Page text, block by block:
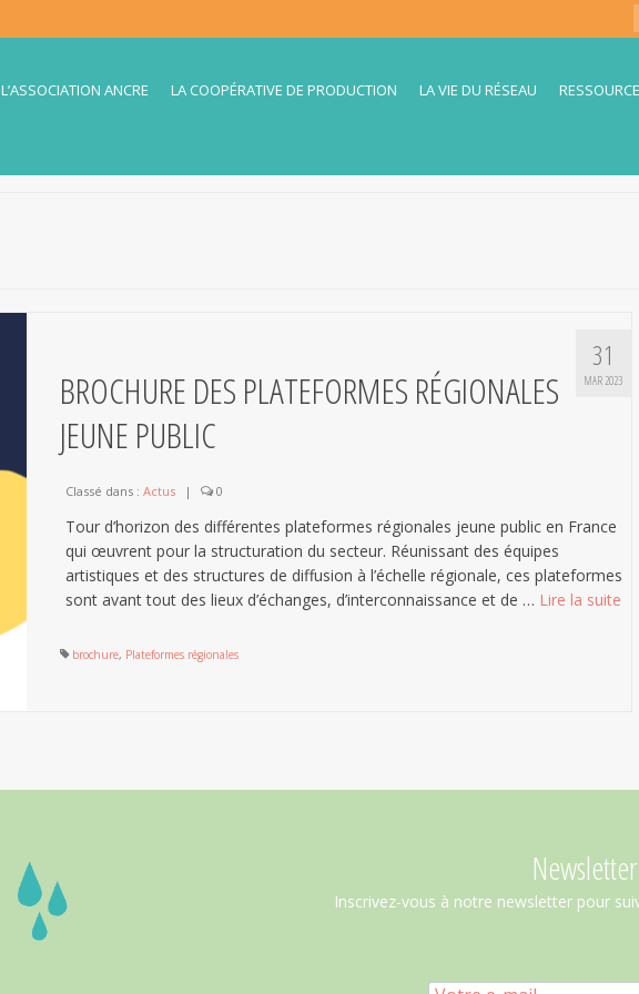
:
L’ASSOCIATION ANCRE LA COOPÉRATIVE DE PRODUCTION LA VIE DU RÉSEAU
31
MAR 2023
BROCHURE DES PLATEFORMES RÉGIONALES
JEUNE PUBLIC
Classé dans :Actus | 0
Tour d’horizon des différentes plateformes régionales jeune public en France
qui œuvrent pour la structuration du secteur. Réunissant des équipes
artistiques et des structures de diffusion à l’échelle régionale, ces plateformes
sont avant tout des lieux d’échanges, d’interconnaissance et de … Lire la suite­­
brochure, Plateformes régionales
Newsletter
Inscrivez-vous à notre newsletter pour